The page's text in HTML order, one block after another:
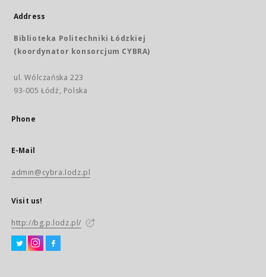
Address
Biblioteka Politechniki Łódzkiej
(koordynator konsorcjum CYBRA)
ul. Wólczańska 223
93-005 Łódź, Polska
Phone
E-Mail
admin@cybra.lodz.pl
Visit us!
http://bg.p.lodz.pl/